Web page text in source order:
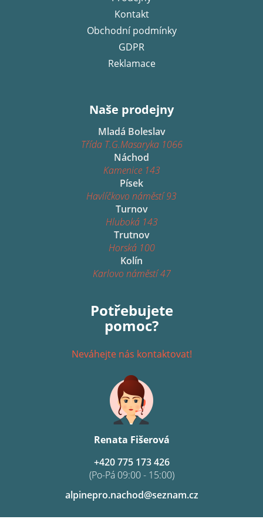
Kontakt
Obchodní podmínky
GDPR
Reklamace
Naše prodejny
Mladá Boleslav
Třída T.G.Masaryka 1066
Náchod
Kamenice 143
Písek
Havlíčkovo náměstí 93
Turnov
Hluboká 143
Trutnov
Horská 100
Kolín
Karlovo náměstí 47
Potřebujete
pomoc?
Neváhejte nás kontaktovat!
Renata Fišerová
alpinepro.nachod@seznam.cz
+420 775 173 426
(Po-Pá 09:00 - 15:00)